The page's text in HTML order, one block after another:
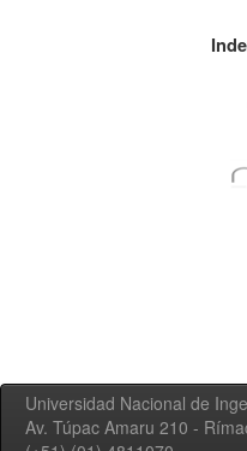
Universidad Nacional de
Av. Túpac Amaru 210 -